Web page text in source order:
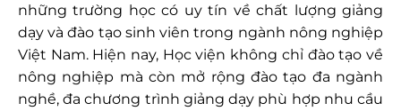
những trường học có uy tín về chất lượng giảng
dạy và đào tạo sinh viên trong ngành nông nghiệp
Việt Nam. Hiện nay, Học viện không chỉ đào tạo về
nông nghiệp mà còn mở rộng đào tạo đa ngành
nghề, đa chương trình giảng dạy phù hợp nhu cầu